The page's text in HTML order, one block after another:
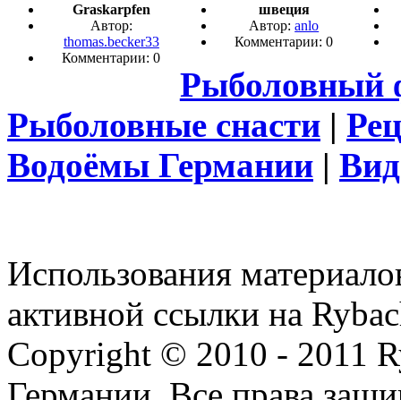
Graskarpfen
Автор:
thomas.becker33
Комментарии: 0
швеция
Автор:anlo
Комментарии: 0
Рыболовный
Рыболовные снасти |
Водоёмы Германии |
Использования
активной ссылки на
Copyright © 2010 - 2011